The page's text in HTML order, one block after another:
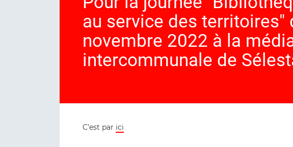
au service des territoires"
novembre 2022 à la
intercommunale de
C'est par ici